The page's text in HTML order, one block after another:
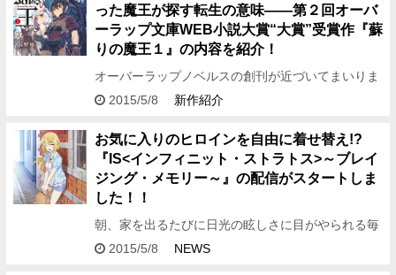
った魔王が探す転生の意味――第２回オーバ
ーラップ文庫WEB小説大賞“大賞”受賞作『蘇
りの魔王１』の内容を紹介！
オーバーラップノベルスの創刊が近づいてまいりま
した！ どうも！ 編集アシDです！！ 小説投稿サイ
ラップ…
2015/5/8 新作紹介
お気に入りのヒロインを自由に着せ替え!?
『IS<インフィニット・ストラトス>～ブレイ
ジング・メモリー～』の配信がスタートしま
した！！
朝、家を出るたびに日光の眩しさに目がやられる毎
日です。 明るい……！ 世界が明るすぎる……！
2015/5/8 NEWS